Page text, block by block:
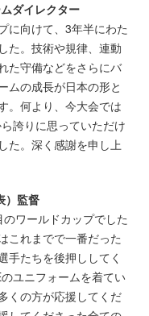
ダイレクター
に向けて、3年半にわた
た。技術や規律、連動
た守備などをさらにバ
ムの成長が日本の形と
。何より、今大会では
誇りに思っていただけ
た。深く感謝を申し上
）監督
ワールドカップでした
これまでで一番だった
手たちを後押ししてく
ユニフォームを着てい
くの方が応援してくだ